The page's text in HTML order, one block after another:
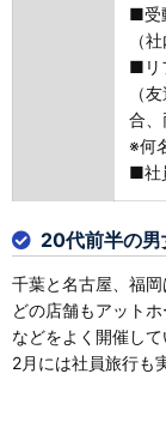
■受
（
■リ
（
合、
※何
■社
20代前半の男
千葉と名古屋、福岡
どの店舗もアット
などをよく開催し
2月には社員旅行も